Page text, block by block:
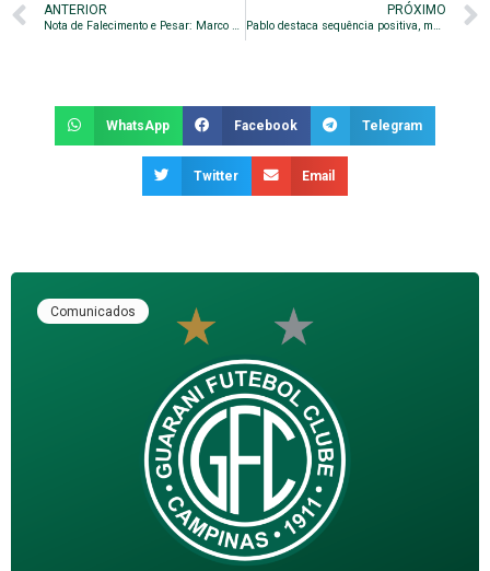
ANTERIOR
Nota de Falecimento e Pesar: Marco Aurélio Matallo Pavani
PRÓXIMO
Pablo destaca sequência positiva, mas ressalta: ‘campeonato é longo’
WhatsApp Facebook Telegram
Twitter Email
Comunicados